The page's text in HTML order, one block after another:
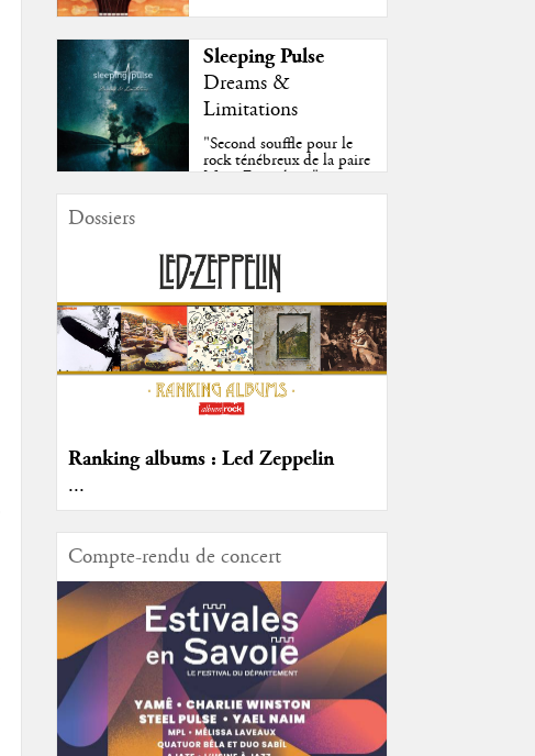
Sleeping Pulse
Dreams &
Limitations
"Second souffle pour le
rock ténébreux de la paire
Moss-Fazendeiro"
Dossiers
Ranking albums : Led Zeppelin
...
Compte-rendu de concert